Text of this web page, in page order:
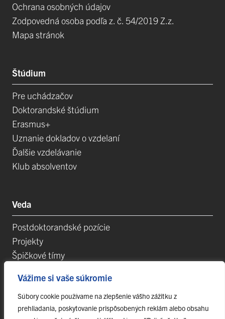
Vážime si vaše súkromie
Súbory cookie používame na zlepšenie vášho zážitku z
prehliadania, poskytovanie prispôsobených reklám alebo obsahu
Ochrana osobných údajov
Zodpovedná osoba podľa z. č. 54/2019 Z.z.
Mapa stránok
Štúdium
Pre uchádzačov
Doktorandské štúdium
Erasmus+
Uznanie dokladov o vzdelaní
Ďalšie vzdelávanie
Klub absolventov
Veda
Postdoktorandské pozície
Projekty
Špičkové tímy
Vedecké parky
Evidencia publikačnej činnosti
Habilitačné a vymenúvacie konania